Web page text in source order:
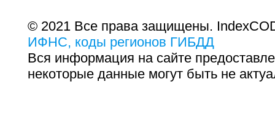
© 2021 Все права защищены.
ИФНС, коды регионов ГИБДД
Вся информация на сайте
некоторые данные могут быть не